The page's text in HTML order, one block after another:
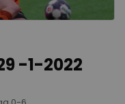
-1-2022